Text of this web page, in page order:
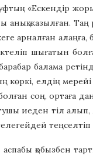
«Ескендір
анық жазылған.
алаңға,
шығатын
балама
көркі, елдің
соң, ортаға
иеден тіл алып,
теңселтіп
қобызбен